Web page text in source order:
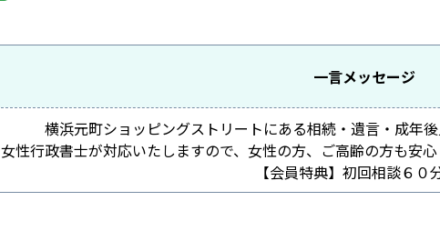
一言メッセージ
横浜元町ショッピングストリートにある相続・遺言・成年
女性行政書士が対応いたしますので、女性の方、ご高齢の方も安
【会員特典】初回相談６０